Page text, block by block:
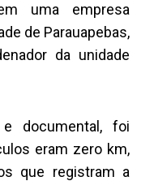
uma empresa
de Parauapebas,
da unidade
documental, foi
eram zero km,
que registram a